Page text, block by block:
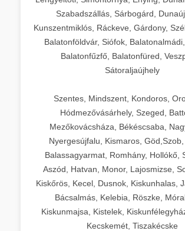
Szabadszállás, Sárbogárd,
Kunszentmiklós, Ráckeve, Gárdony,
Balatonföldvár, Siófok,
Balatonfűzfő, Balatonfüred,
Sátoraljaújhely
Szentes, Mindszent, Kondoros,
Hódmezővásárhely, Szeged,
Mezőkovácsháza, Békéscsaba,
Nyergesújfalu, Kismaros, Göd,Szob,
Balassagyarmat, Romhány, Hollókő,
Aszód, Hatvan, Monor, Lajosmizse,
Kiskőrös, Kecel, Dusnok, Kiskunhalas,
Bácsalmás, Kelebia, Röszke,
Kiskunmajsa, Kistelek,
Kecskemét, Tiszakécske